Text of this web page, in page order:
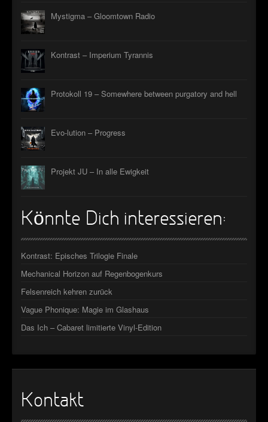
Mystigma – Gloomtown Radio
Kontrast – Imperium Tyrannis
Protokoll 19 – Somewhere between purgatory and hell
Evo-lution – Progress
Projekt JU – In alle Ewigkeit
Könnte Dich interessieren:
Kontrast: Episches Trilogie Finale
Mechanical Horizon auf Regenbogenkurs
Felsenreich kehren zurück
Vague Phonique: Magie im Glashaus
Das Ich – Cabaret limitierte Vinyl-Edition
Kontakt